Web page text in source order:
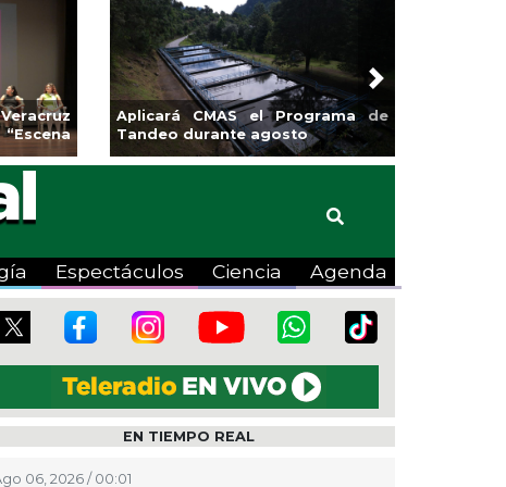
de Xalapa
en Mercadito
Coatzacoalcos
halterofilia con la
2026
Next
Espectáculos Ciencia Agenda
EN TIEMPO REAL
06, 2026 / 00:01